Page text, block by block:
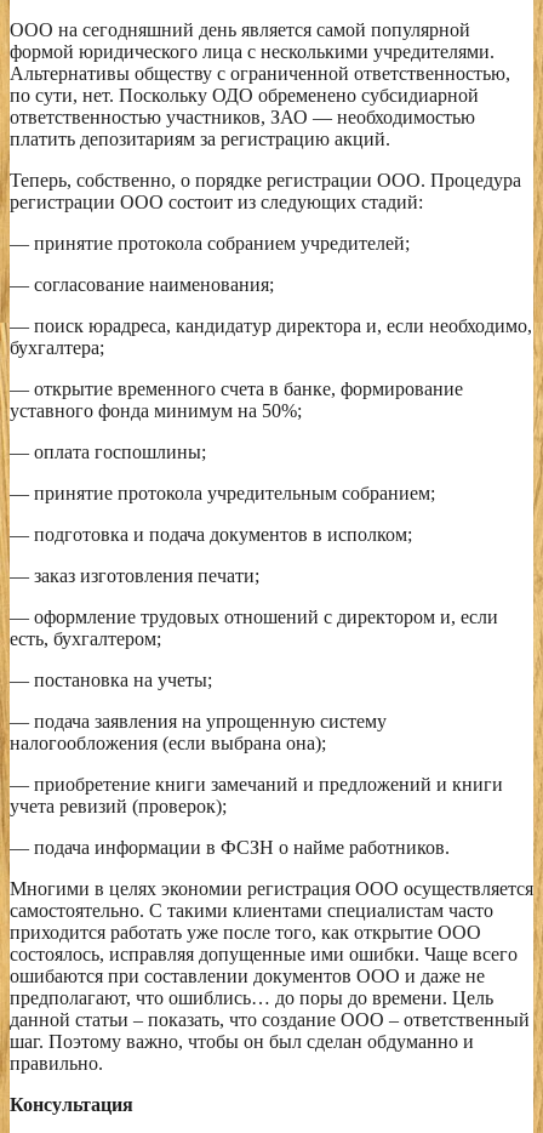
ООО на сегодняшний день является самой популярной
формой юридического лица с несколькими учредителями.
Альтернативы обществу с ограниченной ответственностью,
по сути, нет. Поскольку ОДО обременено субсидиарной
ответственностью участников, ЗАО — необходимостью
платить депозитариям за регистрацию акций.
Теперь, собственно, о порядке регистрации ООО. Процедура
регистрации ООО состоит из следующих стадий:
— принятие протокола собранием учредителей;
— согласование наименования;
— поиск юрадреса, кандидатур директора и, если необходимо,
бухгалтера;
— открытие временного счета в банке, формирование
уставного фонда минимум на 50%;
— оплата госпошлины;
— принятие протокола учредительным собранием;
— подготовка и подача документов в исполком;
— заказ изготовления печати;
— оформление трудовых отношений с директором и, если
есть, бухгалтером;
— постановка на учеты;
— подача заявления на упрощенную систему
налогообложения (если выбрана она);
— приобретение книги замечаний и предложений и книги
учета ревизий (проверок);
— подача информации в ФСЗН о найме работников.
Многими в целях экономии регистрация ООО осуществляется
самостоятельно. С такими клиентами специалистам часто
приходится работать уже после того, как открытие ООО
состоялось, исправляя допущенные ими ошибки. Чаще всего
ошибаются при составлении документов ООО и даже не
предполагают, что ошиблись… до поры до времени. Цель
данной статьи – показать, что создание ООО – ответственный
шаг. Поэтому важно, чтобы он был сделан обдуманно и
правильно.
Консультация